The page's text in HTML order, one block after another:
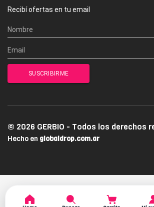
Recibí ofertas en tu email
© 2026 GERBIO - Todos los derechos
Hecho en globaldrop.com.ar